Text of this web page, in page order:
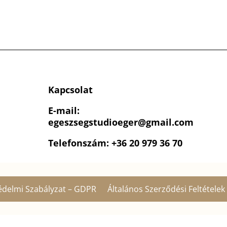
Kapcsolat
E-mail:
egeszsegstudioeger@gmail.com
Telefonszám: +36 20 979 36 70
Szabályzat – GDPR Általános Szerződési Feltételek